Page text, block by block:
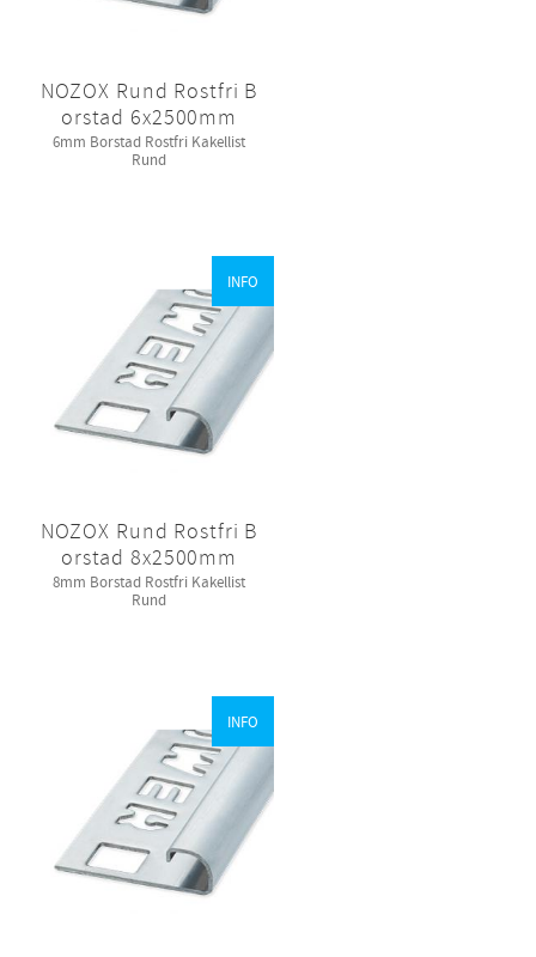
NOZOX Rund Rostfri B
orstad 6x2500mm
6mm Borstad Rostfri Kakellist
Rund
NOZOX Rund Rostfri B
orstad 8x2500mm
8mm Borstad Rostfri Kakellist
Rund
INFO
INFO